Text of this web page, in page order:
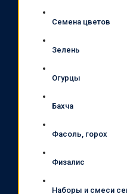
Семена цветов
Зелень
Огурцы
Бахча
Фасоль, горох
Физалис
Наборы и смеси